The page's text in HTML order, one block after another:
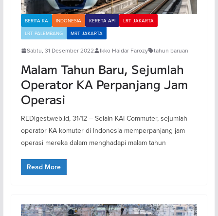
BERITA KA INDONESIA KERETA API
LRT JAKARTA
LRT PALEMBANG
MRT JAKARTA
Sabtu, 31 Desember 2022 Ikko Haidar Farozy tahun baruan
Malam Tahun Baru, Sejumlah
Operator KA Perpanjang Jam
Operasi
REDigest.web.id, 31/12 – Selain KAI Commuter, sejumlah
operator KA komuter di Indonesia memperpanjang jam
operasi mereka dalam menghadapi malam tahun
Read More